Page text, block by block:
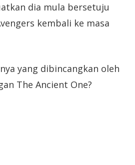
dia mula bersetuju
kembali ke masa
yang dibincangkan oleh
The Ancient One?